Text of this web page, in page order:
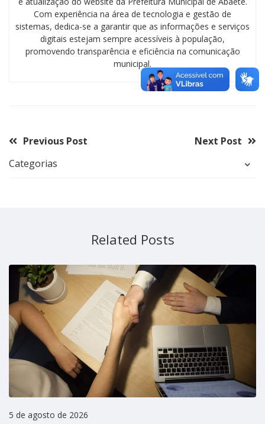
Com experiência na área de tecnologia e gestão de
sistemas, dedica-se a garantir que as informações e serviços
digitais estejam sempre acessíveis à população,
promovendo transparência e eficiência na comunicação
municipal.
Previous Post
Next Post
Categorias
Related Posts
5 de agosto de 2026